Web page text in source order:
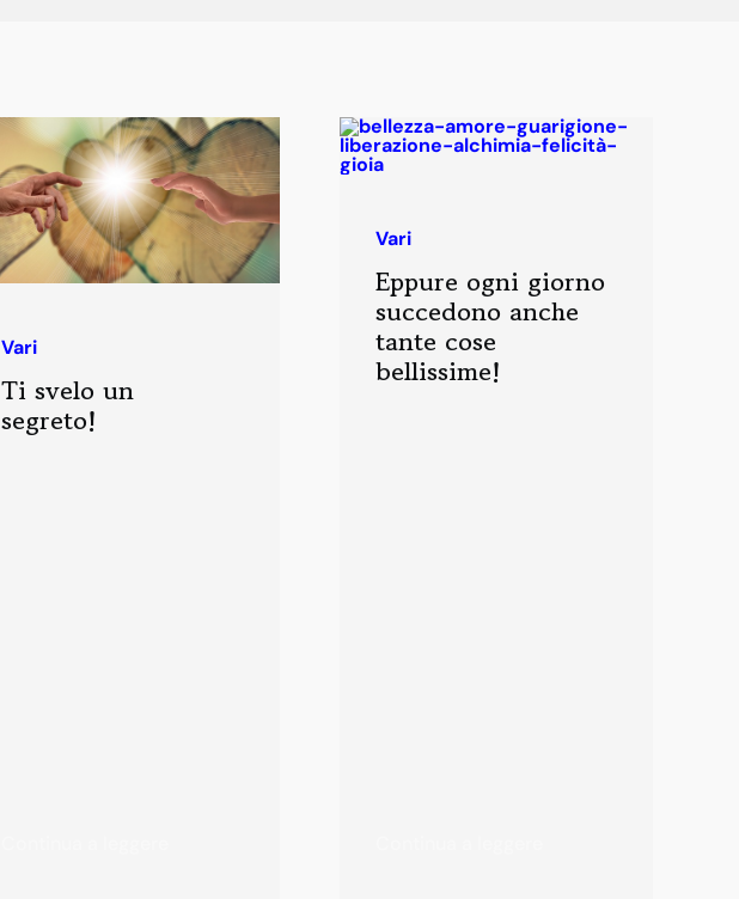
Vari
Ti svelo un
segreto!
Vari
Eppure ogni giorno
succedono anche
tante cose
bellissime!